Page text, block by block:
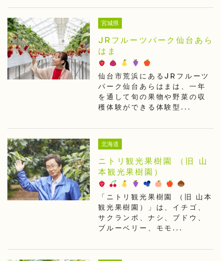
宮城県
JRフルーツパーク仙台あら
はま
仙台市荒浜にあるJRフルーツ
パーク仙台あらはまは、一年
を通して旬の果物や野菜の収
穫体験ができる体験型...
北海道
ニトリ観光果樹園 （旧 山
本観光果樹園）
「ニトリ観光果樹園 （旧 山本
観光果樹園）」は、イチゴ、
サクランボ、ナシ、ブドウ、
ブルーベリー、モモ...